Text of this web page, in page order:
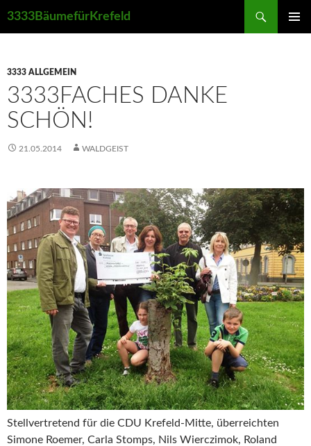
3333BäumefürKrefeld
3333 ALLGEMEIN
3333FACHES DANKE
SCHÖN!
21.05.2014 WALDGEIST
Stellvertretend für die CDU Krefeld-Mitte, überreichten
Simone Roemer, Carla Stomps, Nils Wierczimok, Roland